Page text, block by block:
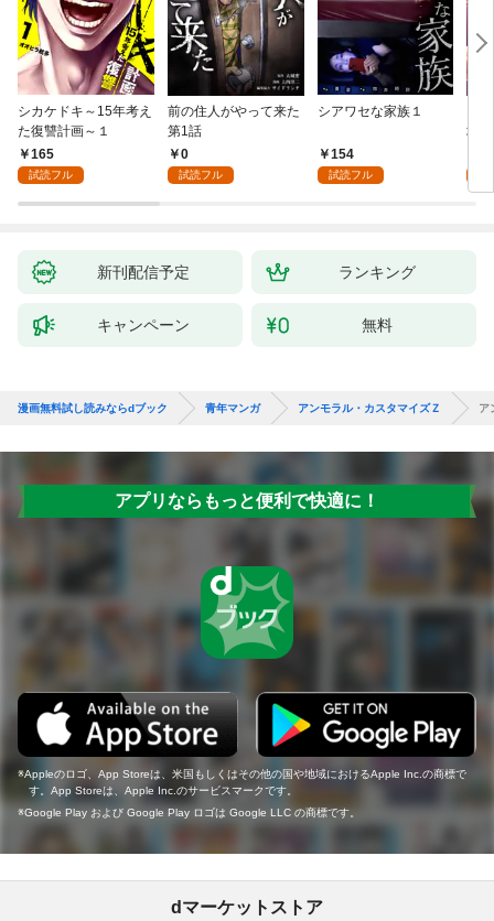
シカケドキ～15年考え
た復讐計画～１
165
試読フル
前の住人がやって来た
第1話
0
試読フル
シアワセな家族１
154
試読フル
地
新刊配信予定 ランキング
キャンペーン 無料
漫画無料試し読みならdブック 青年マンガ アンモラル・カスタマイズＺ ア
アプリならもっと便利で快適に！
Appleのロゴ、App Storeは、米国もしくはその他の国や地域におけるApple Inc.の商標で
す。App Storeは、Apple Inc.のサービスマークです。
Google Play および Google Play ロゴは Google LLC の商標です。
dマーケットストア